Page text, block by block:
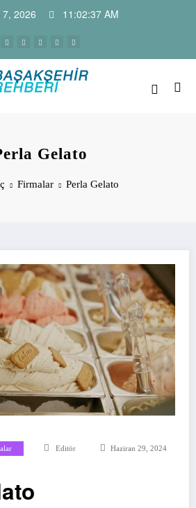
2026 11:02:38 AM
Gelato
Firmalar Perla Gelato
Editör Haziran 29, 2024